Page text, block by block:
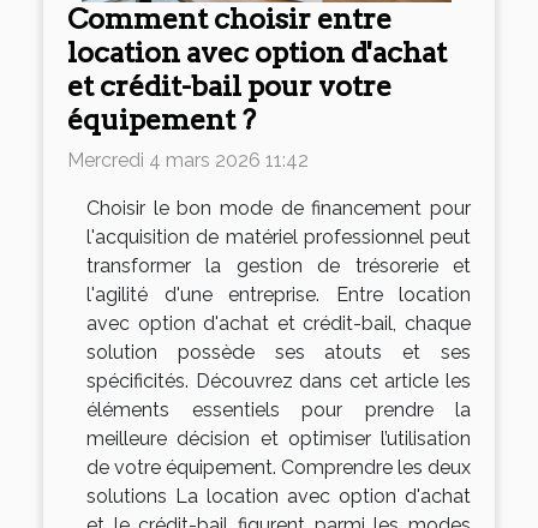
Comment choisir entre
location avec option d'achat
et crédit-bail pour votre
équipement ?
Mercredi 4 mars 2026 11:42
Choisir le bon mode de financement pour
l'acquisition de matériel professionnel peut
transformer la gestion de trésorerie et
l'agilité d'une entreprise. Entre location
avec option d'achat et crédit-bail, chaque
solution possède ses atouts et ses
spécificités. Découvrez dans cet article les
éléments essentiels pour prendre la
meilleure décision et optimiser l’utilisation
de votre équipement. Comprendre les deux
solutions La location avec option d'achat